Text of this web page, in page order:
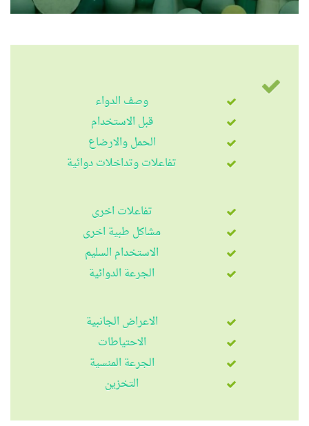
وصف الدواء
قبل الاستخدام
الحمل والارضاع
تفاعلات وتداخلات دوائية
تفاعلات اخرى
مشاكل طبية اخرى
الاستخدام السليم
الجرعة الدوائية
الاعراض الجانبية
الاحتياطات
الجرعة المنسية
التخزين